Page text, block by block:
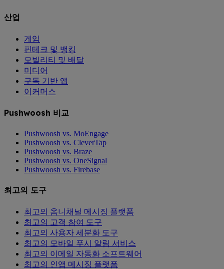
산업
게임
핀테크 및 뱅킹
모빌리티 및 배달
미디어
구독 기반 앱
이커머스
Pushwoosh 비교
Pushwoosh vs. MoEngage
Pushwoosh vs. CleverTap
Pushwoosh vs. Braze
Pushwoosh vs. OneSignal
Pushwoosh vs. Firebase
최고의 도구
최고의 옴니채널 메시징 플랫폼
최고의 고객 참여 도구
최고의 사용자 세분화 도구
최고의 모바일 푸시 알림 서비스
최고의 이메일 자동화 소프트웨어
최고의 인앱 메시징 플랫폼